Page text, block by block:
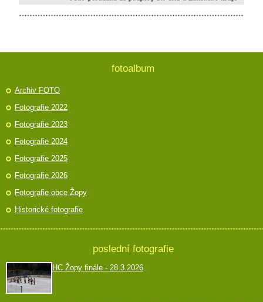
fotoalbum
Archiv FOTO
Fotografie 2022
Fotografie 2023
Fotografie 2024
Fotografie 2025
Fotografie 2026
Fotografie obce Žopy
Historické fotografie
poslední fotografie
HC Žopy finále - 28.3.2026